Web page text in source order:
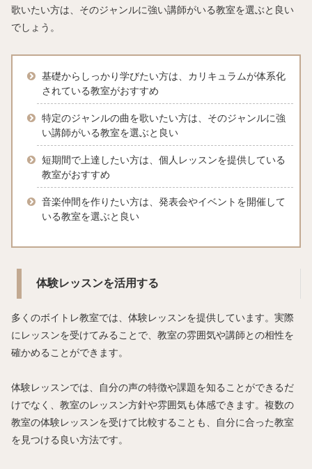
歌いたい方は、そのジャンルに強い講師がいる教室を選ぶと良い
でしょう。
基礎からしっかり学びたい方は、カリキュラムが体系化
されている教室がおすすめ
特定のジャンルの曲を歌いたい方は、そのジャンルに強
い講師がいる教室を選ぶと良い
短期間で上達したい方は、個人レッスンを提供している
教室がおすすめ
音楽仲間を作りたい方は、発表会やイベントを開催して
いる教室を選ぶと良い
体験レッスンを活用する
多くのボイトレ教室では、体験レッスンを提供しています。実際
にレッスンを受けてみることで、教室の雰囲気や講師との相性を
確かめることができます。
体験レッスンでは、自分の声の特徴や課題を知ることができるだ
けでなく、教室のレッスン方針や雰囲気も体感できます。複数の
教室の体験レッスンを受けて比較することも、自分に合った教室
を見つける良い方法です。